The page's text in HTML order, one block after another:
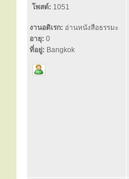
โพสต์: 1051
งานอดิเรก: อ่านหนังสือธรรมะ
อายุ: 0
ที่อยู่: Bangkok